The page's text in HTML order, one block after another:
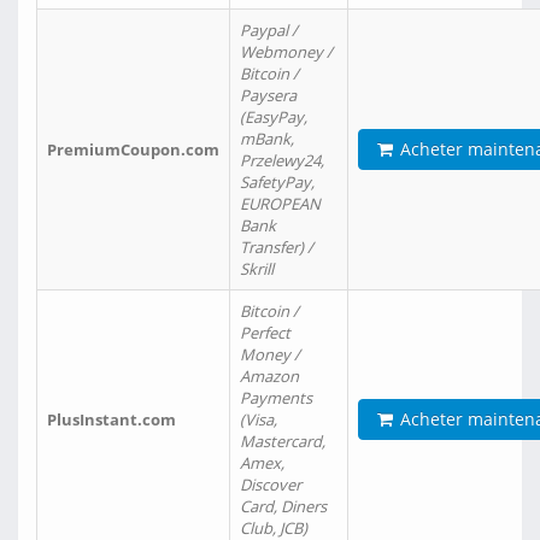
PremiumCoupon.com
Paypal /
Webmoney /
Bitcoin /
Paysera
(EasyPay,
mBank,
Przelewy24,
SafetyPay,
EUROPEAN
Bank
Transfer) /
Skrill
Acheter
PlusInstant.com
Bitcoin /
Perfect
Money /
Amazon
Payments
(Visa,
Mastercard,
Amex,
Discover
Card, Diners
Club, JCB)
Acheter